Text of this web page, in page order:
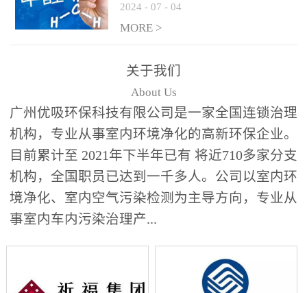
手”来袭，你的家安全吗？
2024 - 07 - 04
MORE >
关于我们
About Us
广州优吸环保科技有限公司是一家全国连锁治理
机构，专业从事室内环境净化的高新环保企业。
目前累计至 2021年下半年已有 将近710多家分支
机构，全国职员已达到一千多人。公司以室内环
境净化、室内空气污染检测为主导方向，专业从
事室内车内污染治理产...